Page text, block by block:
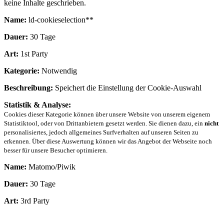
keine Inhalte geschrieben.
Name: ld-cookieselection**
Dauer: 30 Tage
Art: 1st Party
Kategorie: Notwendig
Beschreibung: Speichert die Einstellung der Cookie-Auswahl
Statistik & Analyse:
Cookies dieser Kategorie können über unsere Website von unserem eigenem
Statistiktool, oder von Drittanbietern gesetzt werden. Sie dienen dazu, ein nicht
personalisiertes, jedoch allgemeines Surfverhalten auf unseren Seiten zu
erkennen. Über diese Auswertung können wir das Angebot der Webseite noch
besser für unsere Besucher optimieren.
Name: Matomo/Piwik
Dauer: 30 Tage
Art: 3rd Party